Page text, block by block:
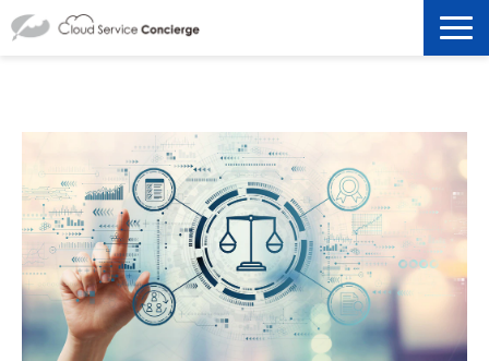
資料ダウンロード
お役立ち記事
セミナー